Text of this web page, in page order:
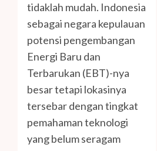
tidaklah mudah. Indonesia
sebagai negara kepulauan
potensi pengembangan
Energi Baru dan
Terbarukan (EBT)-nya
besar tetapi lokasinya
tersebar dengan tingkat
pemahaman teknologi
yang belum seragam